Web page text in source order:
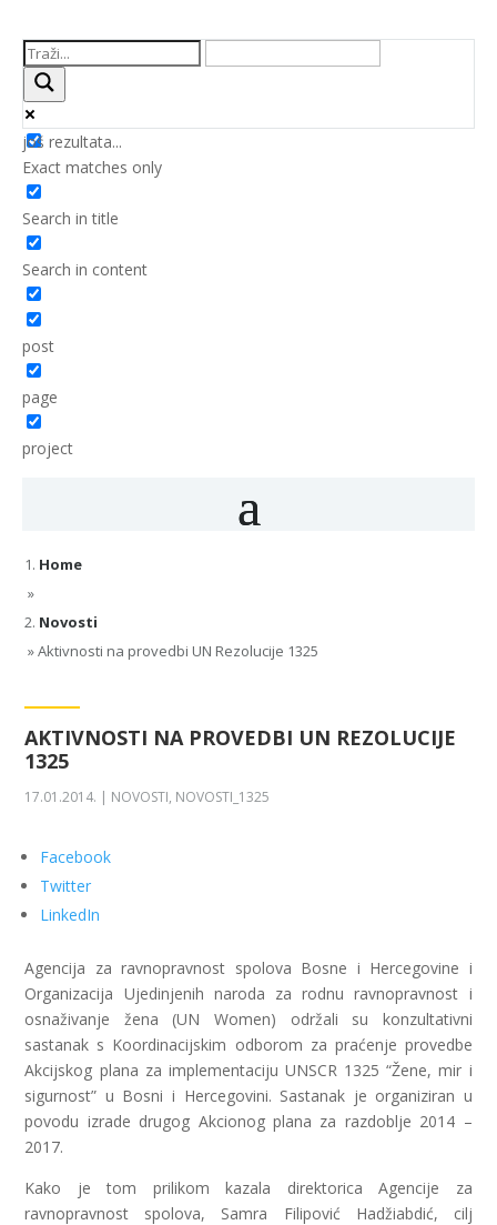
još rezultata...
Exact matches only
Search in title
Search in content
post
page
project
Home
»
Novosti
»Aktivnosti na provedbi UN Rezolucije 1325
AKTIVNOSTI NA PROVEDBI UN REZOLUCIJE
1325
17.01.2014. | NOVOSTI, NOVOSTI_1325
Facebook
Twitter
LinkedIn
Agencija za ravnopravnost spolova Bosne i Hercegovine i
Organizacija Ujedinjenih naroda za rodnu ravnopravnost i
osnaživanje žena (UN Women) održali su konzultativni
sastanak s Koordinacijskim odborom za praćenje provedbe
Akcijskog plana za implementaciju UNSCR 1325 “Žene, mir i
sigurnost” u Bosni i Hercegovini. Sastanak je organiziran u
povodu izrade drugog Akcionog plana za razdoblje 2014 –
2017.
Kako je tom prilikom kazala direktorica Agencije za
ravnopravnost spolova, Samra Filipović Hadžiabdić, cilj